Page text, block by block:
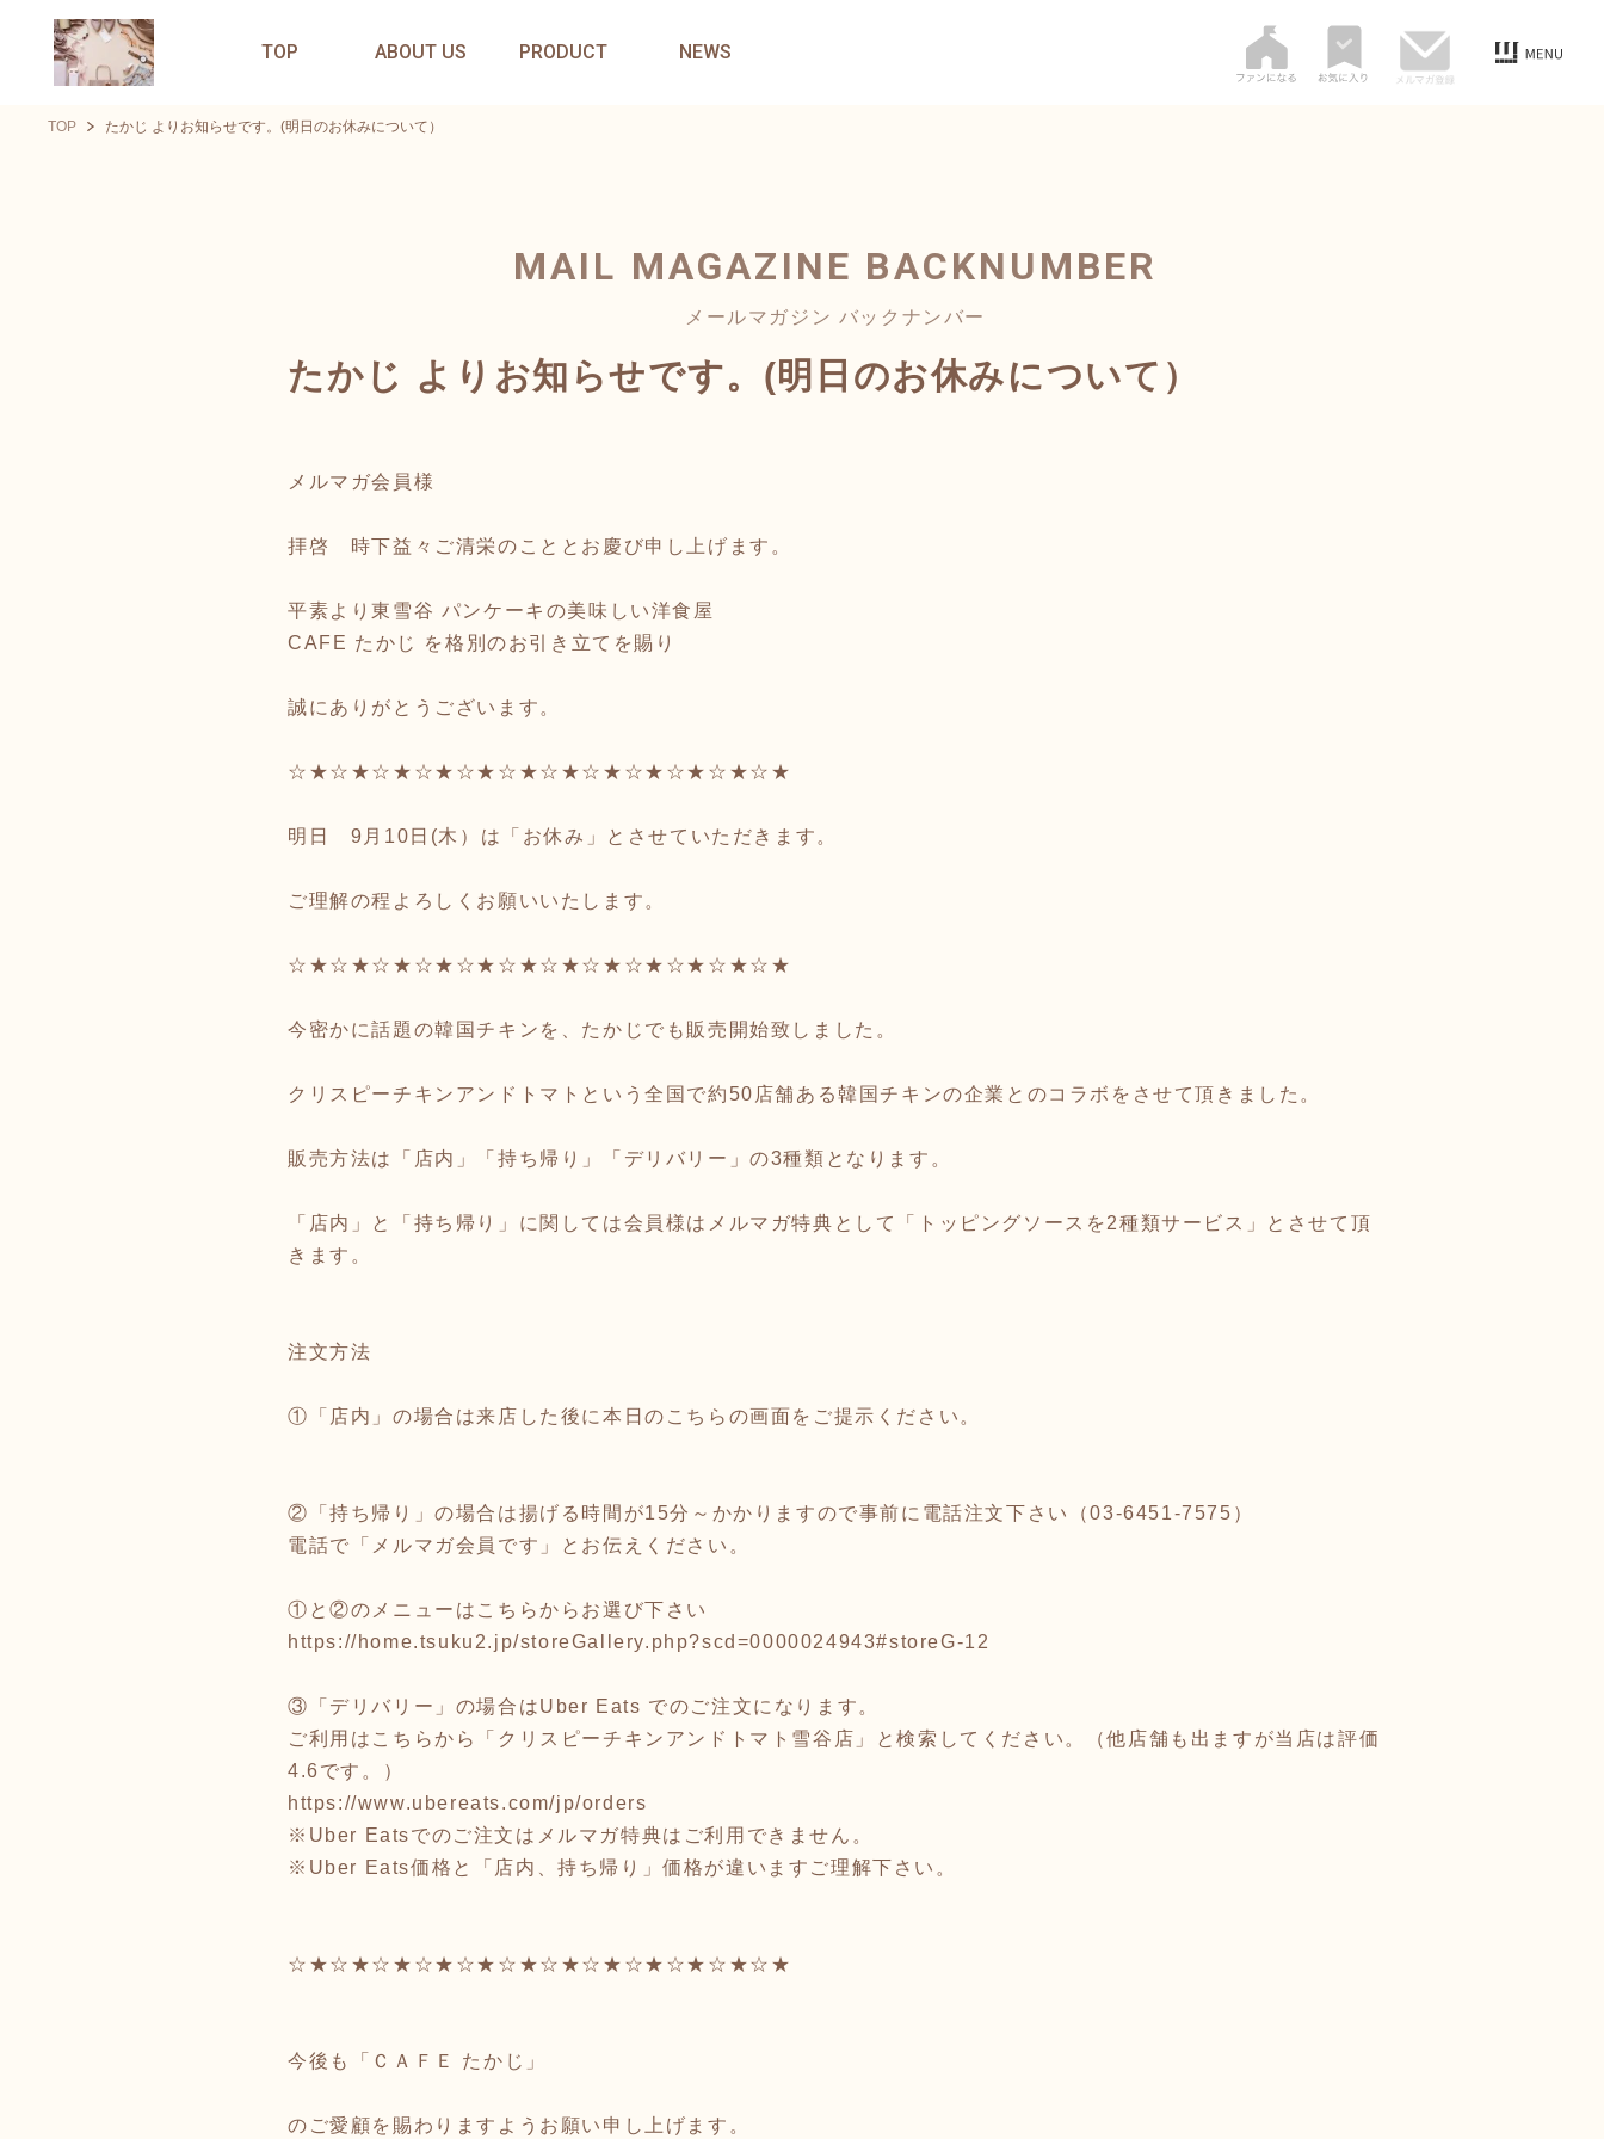
TOP ABOUT US PRODUCT NEWS
TOP たかじ よりお知らせです。(明日のお休みについて）
MAIL MAGAZINE BACKNUMBER
メールマガジン バックナンバー
たかじ よりお知らせです。(明日のお休みについて）
メルマガ会員様
拝啓 時下益々ご清栄のこととお慶び申し上げます。
平素より東雪谷 パンケーキの美味しい洋食屋
CAFE たかじ を格別のお引き立てを賜り
誠にありがとうございます。
☆★☆★☆★☆★☆★☆★☆★☆★☆★☆★☆★☆★
明日 9月10日(木）は「お休み」とさせていただきます。
ご理解の程よろしくお願いいたします。
☆★☆★☆★☆★☆★☆★☆★☆★☆★☆★☆★☆★
今密かに話題の韓国チキンを、たかじでも販売開始致しました。
クリスピーチキンアンドトマトという全国で約50店舗ある韓国チキンの企業とのコラボをさせて頂きました。
販売方法は「店内」「持ち帰り」「デリバリー」の3種類となります。
「店内」と「持ち帰り」に関しては会員様はメルマガ特典として「トッピングソースを2種類サービス」とさせて頂
きます。
注文方法
①「店内」の場合は来店した後に本日のこちらの画面をご提示ください。
②「持ち帰り」の場合は揚げる時間が15分～かかりますので事前に電話注文下さい（03-6451-7575）
電話で「メルマガ会員です」とお伝えください。
①と②のメニューはこちらからお選び下さい
https://home.tsuku2.jp/storeGallery.php?scd=0000024943#storeG-12
③「デリバリー」の場合はUber Eats でのご注文になります。
ご利用はこちらから「クリスピーチキンアンドトマト雪谷店」と検索してください。（他店舗も出ますが当店は評価
4.6です。）
https://www.ubereats.com/jp/orders
※Uber Eatsでのご注文はメルマガ特典はご利用できません。
※Uber Eats価格と「店内、持ち帰り」価格が違いますご理解下さい。
☆★☆★☆★☆★☆★☆★☆★☆★☆★☆★☆★☆★
今後も「ＣＡＦＥ たかじ」
のご愛顧を賜わりますようお願い申し上げます。